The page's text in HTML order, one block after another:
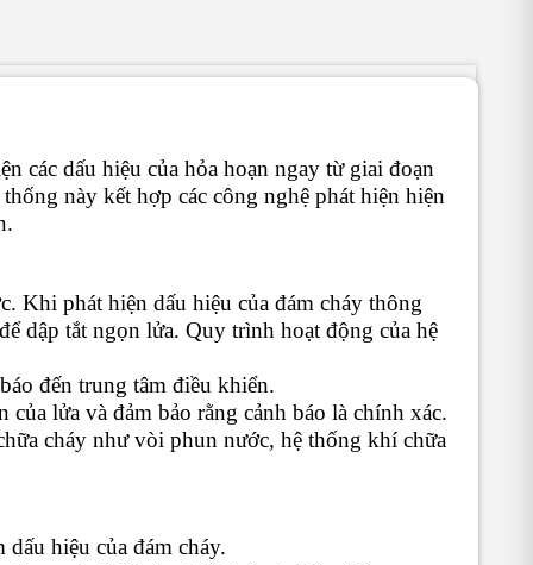
các dấu hiệu của hỏa hoạn ngay từ giai đoạn
này kết hợp các công nghệ phát hiện hiện
Khi phát hiện dấu hiệu của đám cháy thông
dập tắt ngọn lửa. Quy trình hoạt động của hệ
đến trung tâm điều khiển.
lửa và đảm bảo rằng cảnh báo là chính xác.
cháy như vòi phun nước, hệ thống khí chữa
hiệu của đám cháy.